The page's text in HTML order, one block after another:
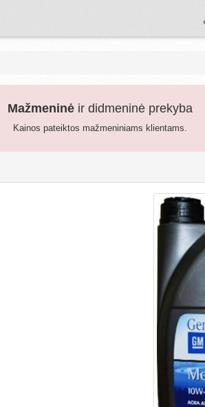
Mažmeninėir didmeninė prekyba
Kainos pateiktos mažmeniniams klientams.